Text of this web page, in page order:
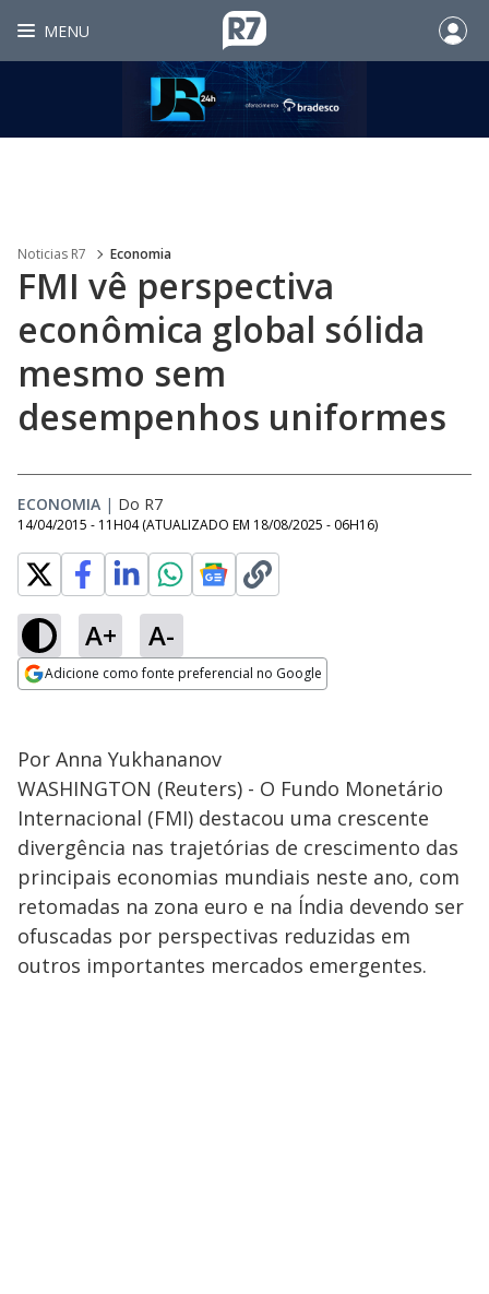
MENU
Noticias R7 Economia
FMI vê perspectiva
econômica global sólida
mesmo sem
desempenhos uniformes
ECONOMIA | Do R7
14/04/2015 - 11H04 (ATUALIZADO EM 18/08/2025 - 06H16)
A+ A-
Adicione como fonte preferencial no Google
Por Anna Yukhananov
WASHINGTON (Reuters) - O Fundo Monetário
Internacional (FMI) destacou uma crescente
divergência nas trajetórias de crescimento das
principais economias mundiais neste ano, com
retomadas na zona euro e na Índia devendo ser
ofuscadas por perspectivas reduzidas em
outros importantes mercados emergentes.